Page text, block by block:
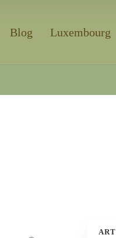
Blog Luxembourg